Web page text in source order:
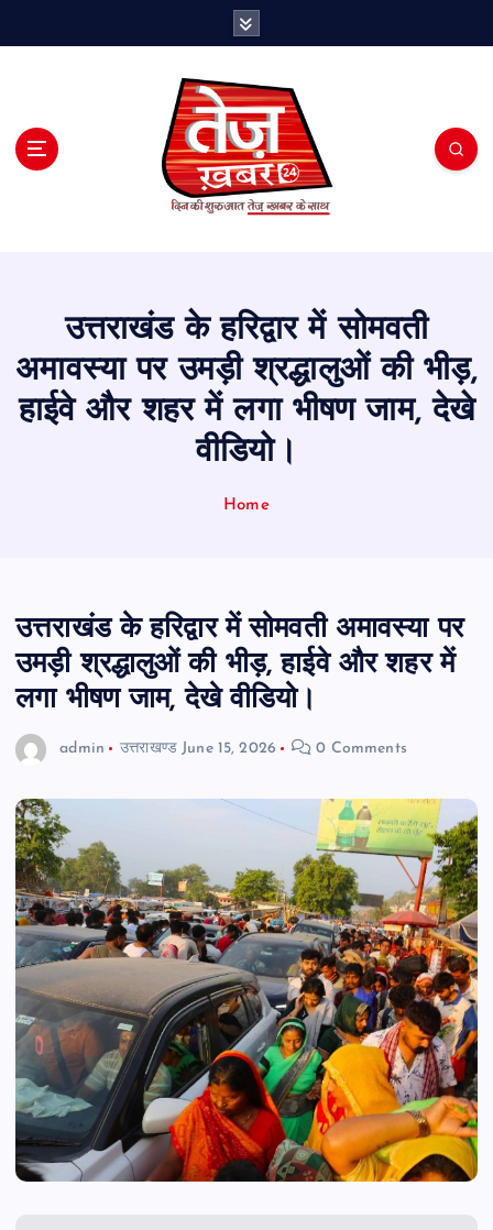
उत्तराखंड के हरिद्वार में सोमवती
अमावस्या पर उमड़ी श्रद्धालुओं की भीड़,
हाईवे और शहर में लगा भीषण जाम, देखे
वीडियो।
Home
उत्तराखंड के हरिद्वार में सोमवती अमावस्या पर
उमड़ी श्रद्धालुओं की भीड़, हाईवे और शहर में
लगा भीषण जाम, देखे वीडियो।
admin उत्तराखण्ड June 15, 2026 0 Comments